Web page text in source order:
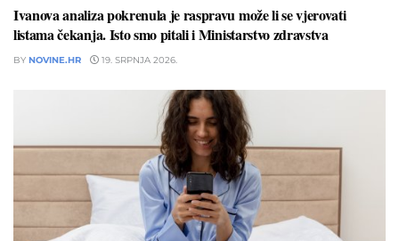
Ivanova analiza pokrenula je raspravu može li se vjerovati
listama čekanja. Isto smo pitali i Ministarstvo zdravstva
BY NOVINE.HR 19. SRPNJA 2026.